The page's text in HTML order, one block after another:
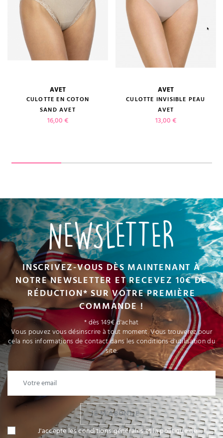
AVET
CULOTTE EN COTON
SAND AVET
Prix
16,00 €
AVET
CULOTTE INVISIBLE PEAU
AVET
Prix
13,00 €
NEWSLETTER
INSCRIVEZ-VOUS DÈS MAINTENANT À
NOTRE NEWSLETTER ET RECEVEZ 10€ DE
RÉDUCTION* SUR VOTRE PREMIÈRE
COMMANDE !
* dès 149€ d'achat
Vous pouvez vous désinscrire à tout moment. Vous trouverez pour
cela nos informations de contact dans les conditions d'utilisation du
site.
JE M'ABONNE
J'accepte les conditions générales et la politique de